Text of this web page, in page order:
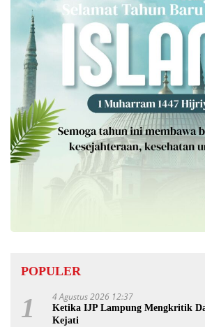
POPULER
1 4 Agustus 2026 12:37
Ketika IJP Lampung Mengkritik
Kejati